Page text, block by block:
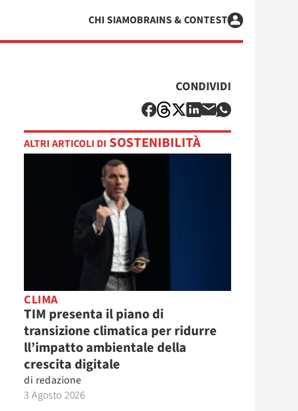
CHI SIAMOBRAINS & CONTEST
CONDIVIDI
ALTRI ARTICOLI DI SOSTENIBILITÀ
CLIMA
TIM presenta il piano di
transizione climatica per ridurre
ll’impatto ambientale della
crescita digitale
di redazione
3 Agosto 2026